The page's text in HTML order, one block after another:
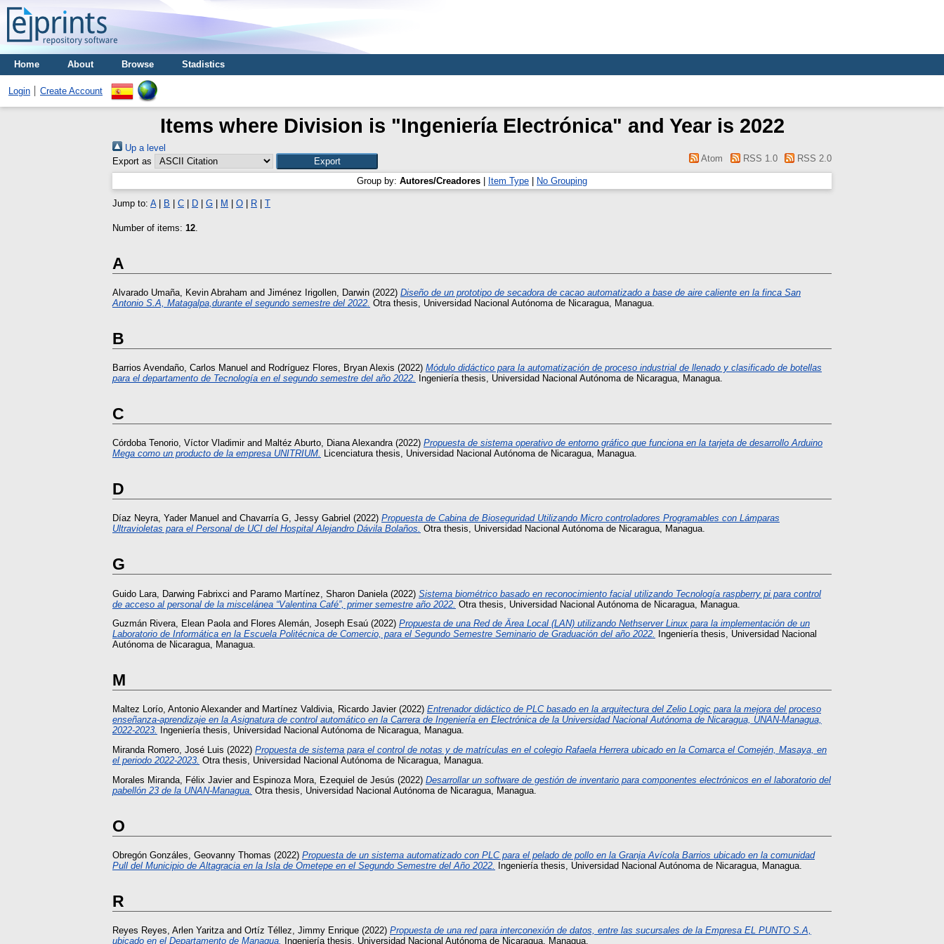
Home About Browse Stadistics
Login Create Account
Items where Division is "Ingeniería Electrónica" and Year is 2022
Up a level
Export as
Atom RSS 1.0 RSS 2.0
Group by: Autores/Creadores Item Type No Grouping
Jump to: A| B C D G M O R T
Number of items: 12.
A
Alvarado Umaña, Kevin Abraham and Jiménez Irigollen, Darwin (2022) Diseño de un prototipo de secadora de cacao automatizado a base de aire caliente en la finca San
Antonio S.A, Matagalpa,durante el segundo semestre del 2022. Otra thesis, Universidad Nacional Autónoma de Nicaragua, Managua.
B
Barrios Avendaño, Carlos Manuel and Rodríguez Flores, Bryan Alexis (2022) Módulo didáctico para la automatización de proceso industrial de llenado y clasificado de botellas
para el departamento de Tecnología en el segundo semestre del año 2022.
Ingeniería thesis, Universidad Nacional Autónoma de Nicaragua, Managua.
C
Córdoba Tenorio, Víctor Vladimirand Maltéz Aburto, Diana Alexandra(2022) Propuesta de sistema operativo de entorno gráfico que funciona en la tarjeta de desarrollo Arduino
Mega como un producto de la empresa UNITRIUM. Licenciatura thesis, Universidad Nacional Autónoma de Nicaragua, Managua.
D
Díaz Neyra, Yader Manuel and Chavarría G, Jessy Gabriel (2022) Propuesta de Cabina de Bioseguridad Utilizando Micro controladores Programables con Lámparas
Ultravioletas para el Personal de UCI del Hospital Alejandro Dávila Bolaños. Otra thesis, Universidad Nacional Autónoma de Nicaragua, Managua.
G
Guido Lara, Darwing Fabrixci and Paramo Martínez, Sharon Daniela (2022) Sistema biométrico basado en reconocimiento facial utilizando Tecnología raspberry pi para control
de acceso al personal de la miscelánea “Valentina Café”, primer semestre año 2022. Otra thesis, Universidad Nacional Autónoma de Nicaragua, Managua.
Guzmán Rivera, Elean Paolaand Flores Alemán, Joseph Esaú (2022) Propuesta de una Red de Ärea Local (LAN) utilizando Nethserver Linux para la implementación de un
Laboratorio de Informática en la Escuela Politécnica de Comercio, para el Segundo Semestre Seminario de Graduación del año 2022.
Ingeniería thesis, Universidad Nacional
Autónoma de Nicaragua, Managua.
M
Maltez Lorío, Antonio Alexanderand Martínez Valdivia, Ricardo Javier(2022) Entrenador didáctico de PLC basado en la arquitectura del Zelio Logic para la mejora del proceso
enseñanza-aprendizaje en la Asignatura de control automático en la Carrera de Ingeniería en Electrónica de la Universidad Nacional Autónoma de Nicaragua, UNAN-Managua,
2022-2023.
Ingeniería thesis, Universidad Nacional Autónoma de Nicaragua, Managua.
Miranda Romero, José Luis (2022) Propuesta de sistema para el control de notas y de matrículas en el colegio Rafaela Herrera ubicado en la Comarca el Comején, Masaya, en
el periodo 2022-2023. Otra thesis, Universidad Nacional Autónoma de Nicaragua, Managua.
Morales Miranda, Félix Javierand Espinoza Mora, Ezequiel de Jesús (2022) Desarrollar un software de gestión de inventario para componentes electrónicos en el laboratorio del
pabellón 23 de la UNAN-Managua. Otra thesis, Universidad Nacional Autónoma de Nicaragua, Managua.
O
Obregón Gonzáles, Geovanny Thomas (2022) Propuesta de un sistema automatizado con PLC para el pelado de pollo en la Granja Avícola Barrios ubicado en la comunidad
Pull del Municipio de Altagracia en la Isla de Ometepe en el Segundo Semestre del Año 2022.
Ingeniería thesis, Universidad Nacional Autónoma de Nicaragua, Managua.
R
Reyes Reyes, Arlen Yaritzaand Ortíz Téllez, Jimmy Enrique (2022) Propuesta de una red para interconexión de datos, entre las sucursales de la Empresa EL PUNTO S.A,
ubicado en el Departamento de Managua.
Ingeniería thesis, Universidad Nacional Autónoma de Nicaragua, Managua.